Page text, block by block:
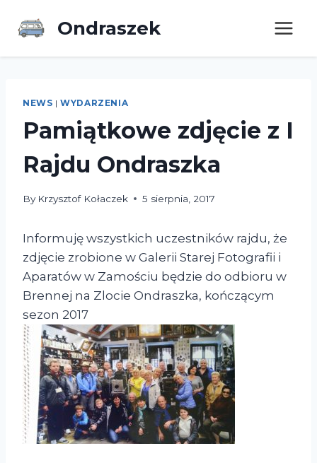
Ondraszek
NEWS |WYDARZENIA
Pamiątkowe zdjęcie z I
Rajdu Ondraszka
By Krzysztof Kołaczek 5 sierpnia, 2017
Informuję wszystkich uczestników rajdu, że
zdjęcie zrobione w Galerii Starej Fotografii i
Aparatów w Zamościu będzie do odbioru w
Brennej na Zlocie Ondraszka, kończącym
sezon 2017